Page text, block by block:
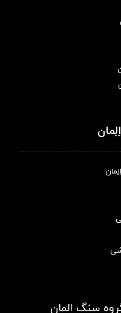
سنگ المان